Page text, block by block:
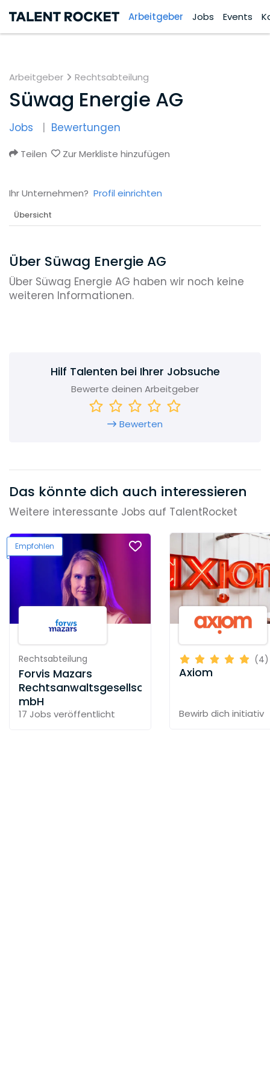
Arbeitgeber Jobs Events
Arbeitgeber Rechtsabteilung
Süwag Energie AG
Jobs Bewertungen
Teilen Zur Merkliste hinzufügen
Ihr Unternehmen? Profil einrichten
Übersicht
Über Süwag Energie AG
Über Süwag Energie AG haben wir noch keine
weiteren Informationen.
Hilf Talenten bei Ihrer Jobsuche
Bewerte deinen Arbeitgeber
Bewerten
Das könnte dich auch interessieren
Weitere interessante Jobs auf TalentRocket
Empfohlen
Rechtsabteilung
Forvis Mazars
Rechtsanwaltsgesellschaft
mbH
17 Jobs veröffentlicht
(4)
Axiom
Bewirb dich initiativ